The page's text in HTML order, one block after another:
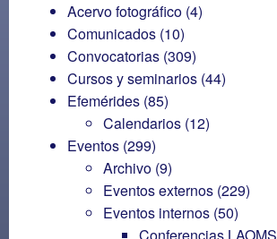
Acervo fotográfico (4)
Comunicados (10)
Convocatorias (309)
Cursos y seminarios (44)
Efemérides (85)
Calendarios (12)
Eventos (299)
Archivo (9)
Eventos externos (229)
Eventos internos (50)